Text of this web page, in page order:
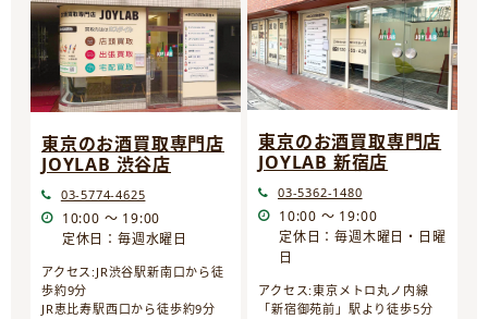
東京のお酒買取専門店
JOYLAB 渋谷店
03-5774-4625
10:00 ～ 19:00
定休日：毎週水曜日
アクセス:JR渋谷駅新南口から徒
歩約9分
JR恵比寿駅西口から徒歩約9分
東京のお酒買取専門店
JOYLAB 新宿店
03-5362-1480
10:00 ～ 19:00
定休日：毎週木曜日・日曜
日
アクセス:東京メトロ丸ノ内線
「新宿御苑前」駅より徒歩5分